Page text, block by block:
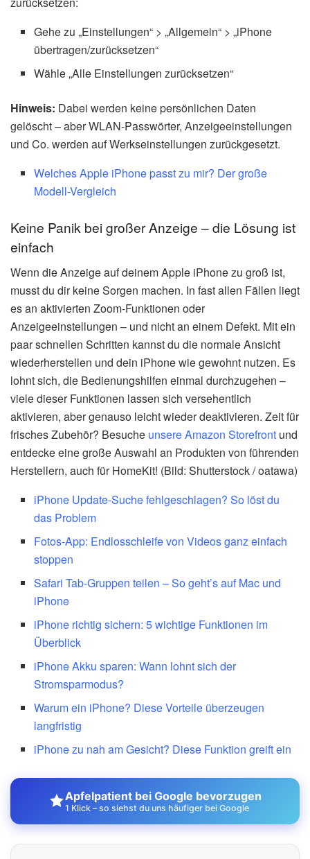
Gehe zu „Einstellungen“ > „Allgemein“ > „iPhone
übertragen/zurücksetzen“
Wähle „Alle Einstellungen zurücksetzen“
Hinweis: Dabei werden keine persönlichen Daten
gelöscht – aber WLAN-Passwörter, Anzeigeeinstellungen
und Co. werden auf Werkseinstellungen zurückgesetzt.
Welches Apple iPhone passt zu mir? Der große
Modell-Vergleich
Keine Panik bei großer Anzeige – die Lösung ist
einfach
Wenn die Anzeige auf deinem Apple iPhone zu groß ist,
musst du dir keine Sorgen machen. In fast allen Fällen liegt
es an aktivierten Zoom-Funktionen oder
Anzeigeeinstellungen – und nicht an einem Defekt. Mit ein
paar schnellen Schritten kannst du die normale Ansicht
wiederherstellen und dein iPhone wie gewohnt nutzen. Es
lohnt sich, die Bedienungshilfen einmal durchzugehen –
viele dieser Funktionen lassen sich versehentlich
aktivieren, aber genauso leicht wieder deaktivieren. Zeit für
frisches Zubehör? Besuche unsere Amazon Storefront und
entdecke eine große Auswahl an Produkten von führenden
Herstellern, auch für HomeKit! (Bild: Shutterstock / oatawa)
iPhone Update-Suche fehlgeschlagen? So löst du
das Problem
Fotos-App: Endlosschleife von Videos ganz einfach
stoppen
Safari Tab-Gruppen teilen – So geht’s auf Mac und
iPhone
iPhone richtig sichern: 5 wichtige Funktionen im
Überblick
iPhone Akku sparen: Wann lohnt sich der
Stromsparmodus?
Warum ein iPhone? Diese Vorteile überzeugen
langfristig
iPhone zu nah am Gesicht? Diese Funktion greift ein
Apfelpatient bei Google bevorzugen
1 Klick – so siehst du uns häufiger bei Google